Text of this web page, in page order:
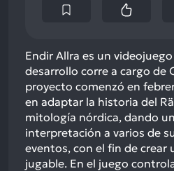
Endir Allra es un
desarrollo corre a cargo de
proyecto comenzó en
en adaptar la historia del
mitología nórdica, dando
interpretación a varios de
eventos, con el fin de crear
jugable. En el juego